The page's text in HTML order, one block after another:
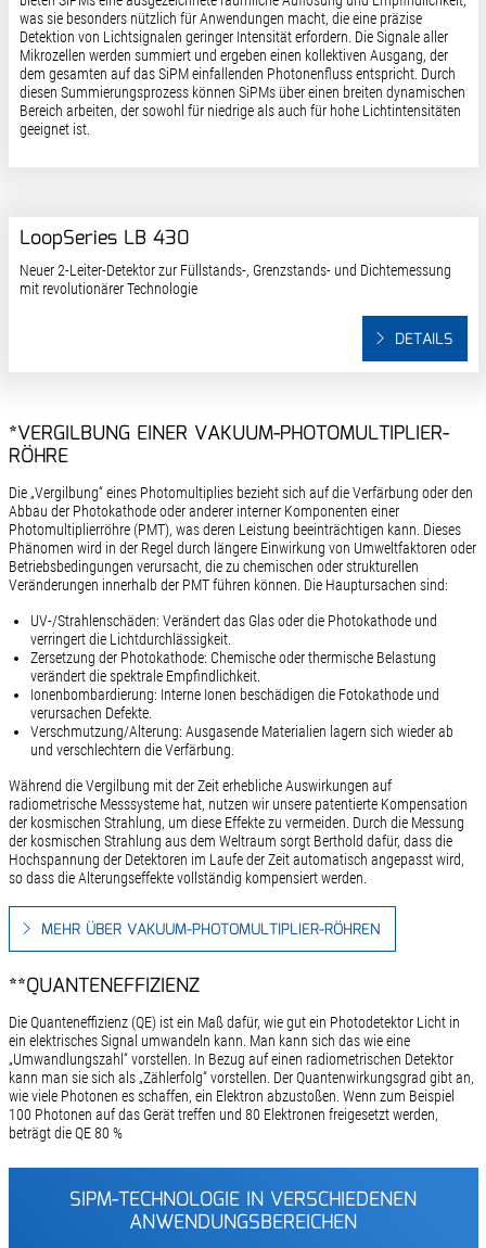
was sie besonders nützlich für Anwendungen macht, die eine präzise
Detektion von Lichtsignalen geringer Intensität erfordern. Die Signale aller
Mikrozellen werden summiert und ergeben einen kollektiven Ausgang, der
dem gesamten auf das SiPM einfallenden Photonenfluss entspricht. Durch
diesen Summierungsprozess können SiPMs über einen breiten dynamischen
Bereich arbeiten, der sowohl für niedrige als auch für hohe Lichtintensitäten
geeignet ist.
LoopSeries LB 430
Neuer 2-Leiter-Detektor zur Füllstands-, Grenzstands- und Dichtemessung
mit revolutionärer Technologie
DETAILS
*VERGILBUNG EINER VAKUUM-PHOTOMULTIPLIER-
RÖHRE
Die „Vergilbung“ eines Photomultiplies bezieht sich auf die Verfärbung oder den
Abbau der Photokathode oder anderer interner Komponenten einer
Photomultiplierröhre (PMT), was deren Leistung beeinträchtigen kann. Dieses
Phänomen wird in der Regel durch längere Einwirkung von Umweltfaktoren oder
Betriebsbedingungen verursacht, die zu chemischen oder strukturellen
Veränderungen innerhalb der PMT führen können. Die Hauptursachen sind:
UV-/Strahlenschäden: Verändert das Glas oder die Photokathode und
verringert die Lichtdurchlässigkeit.
Zersetzung der Photokathode: Chemische oder thermische Belastung
verändert die spektrale Empfindlichkeit.
Ionenbombardierung: Interne Ionen beschädigen die Fotokathode und
verursachen Defekte.
Verschmutzung/Alterung: Ausgasende Materialien lagern sich wieder ab
und verschlechtern die Verfärbung.
Während die Vergilbung mit der Zeit erhebliche Auswirkungen auf
radiometrische Messsysteme hat, nutzen wir unsere patentierte Kompensation
der kosmischen Strahlung, um diese Effekte zu vermeiden. Durch die Messung
der kosmischen Strahlung aus dem Weltraum sorgt Berthold dafür, dass die
Hochspannung der Detektoren im Laufe der Zeit automatisch angepasst wird,
so dass die Alterungseffekte vollständig kompensiert werden.
MEHR ÜBER VAKUUM-PHOTOMULTIPLIER-RÖHREN
**QUANTENEFFIZIENZ
Die Quanteneffizienz (QE) ist ein Maß dafür, wie gut ein Photodetektor Licht in
ein elektrisches Signal umwandeln kann. Man kann sich das wie eine
„Umwandlungszahl“ vorstellen. In Bezug auf einen radiometrischen Detektor
kann man sie sich als „Zählerfolg“ vorstellen. Der Quantenwirkungsgrad gibt an,
wie viele Photonen es schaffen, ein Elektron abzustoßen. Wenn zum Beispiel
100 Photonen auf das Gerät treffen und 80 Elektronen freigesetzt werden,
beträgt die QE 80 %
SIPM-TECHNOLOGIE IN VERSCHIEDENEN
ANWENDUNGSBEREICHEN